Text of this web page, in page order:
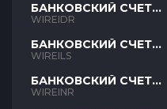
БАНКОВСКИЙ СЧЕТ
IDR
WIREIDR
БАНКОВСКИЙ СЧЕТ
ILS
WIREILS
БАНКОВСКИЙ СЧЕТ
INR
WIREINR